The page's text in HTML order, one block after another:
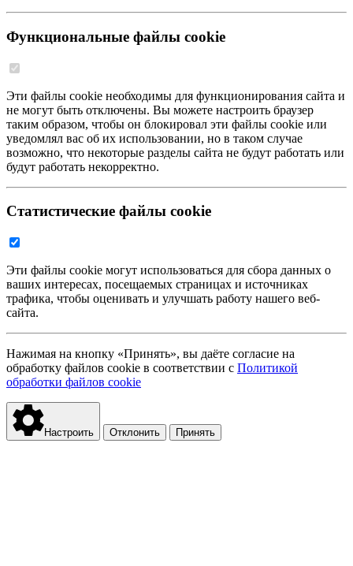
Функциональные файлы cookie
Эти файлы cookie необходимы для функционирования сайта и
не могут быть отключены. Вы можете настроить браузер
таким образом, чтобы он блокировал эти файлы cookie или
уведомлял вас об их использовании, но в таком случае
возможно, что некоторые разделы сайта не будут работать или
будут работать некорректно.
Статистические файлы cookie
Эти файлы cookie могут использоваться для сбора данных о
ваших интересах, посещаемых страницах и источниках
трафика, чтобы оценивать и улучшать работу нашего веб-
сайта.
Нажимая на кнопку «Принять», вы даёте согласие на
обработку файлов cookie в соответствии с Политикой
обработки файлов cookie
Настроить Отклонить Принять